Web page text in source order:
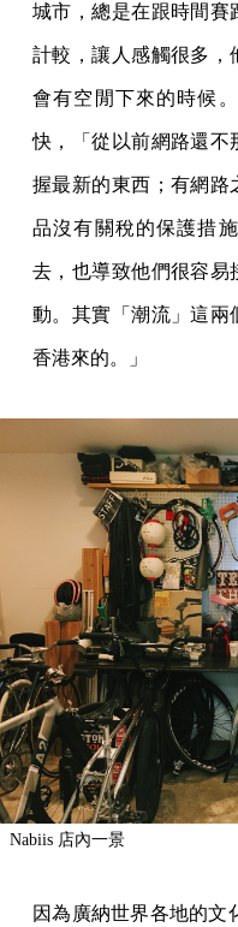
城市，總是在跟時間賽
計較，讓人感觸很多，
會有空閒下來的時候
快，「從以前網路還不
握最新的東西；有網路
品沒有關稅的保護措
去，也導致他們很容易
動。其實「潮流」這兩
香港來的。」
Nabiis 店內一景
因為廣納世界各地的文